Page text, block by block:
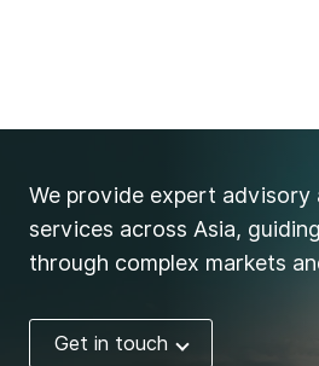
We provide expert advisory
services across Asia,
through complex markets
Get in touch